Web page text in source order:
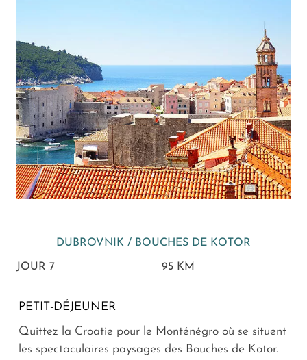
DUBROVNIK / BOUCHES DE KOTOR
JOUR 7 95 KM
PETIT-DÉJEUNER
Quittez la Croatie pour le Monténégro où se situent
les spectaculaires paysages des Bouches de Kotor.